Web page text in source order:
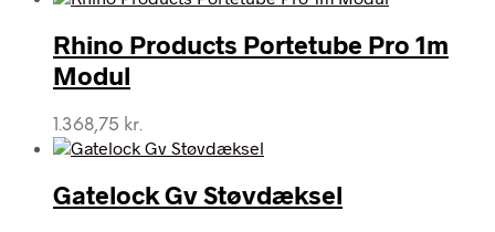
Rhino Products Portetube Pro 1m
Modul
1.368,75 kr.
Gatelock Gv Støvdæksel